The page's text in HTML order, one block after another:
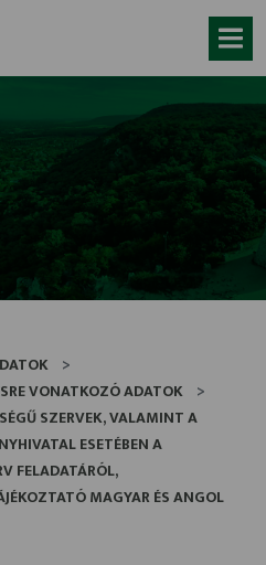
VONATKOZÓ ADATOK
SZERVEK, VALAMINT A
ESETÉBEN A
FELADATÁRÓL,
MAGYAR ÉS ANGOL